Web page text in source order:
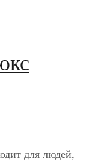
для людей,